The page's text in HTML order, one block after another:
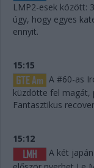
LMP2-esek között:
úgy, hogy egyes
ennyit.
15:15
A #60-as
küzdötte fel magát,
Fantasztikus
15:12
A két